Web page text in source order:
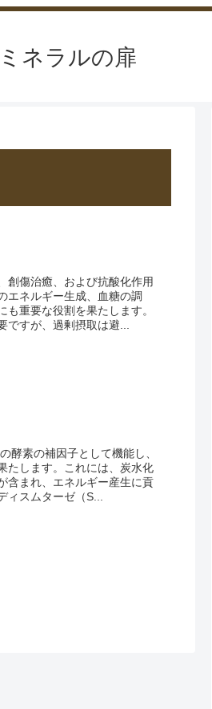
ネラルの扉
創傷治癒、および抗酸化作用
エネルギー生成、血糖の調
重要な役割を果たします。
すが、過剰摂取は避...
酵素の補因子として機能し、
たします。これには、炭水化
含まれ、エネルギー産生に貢
スムターゼ（S...